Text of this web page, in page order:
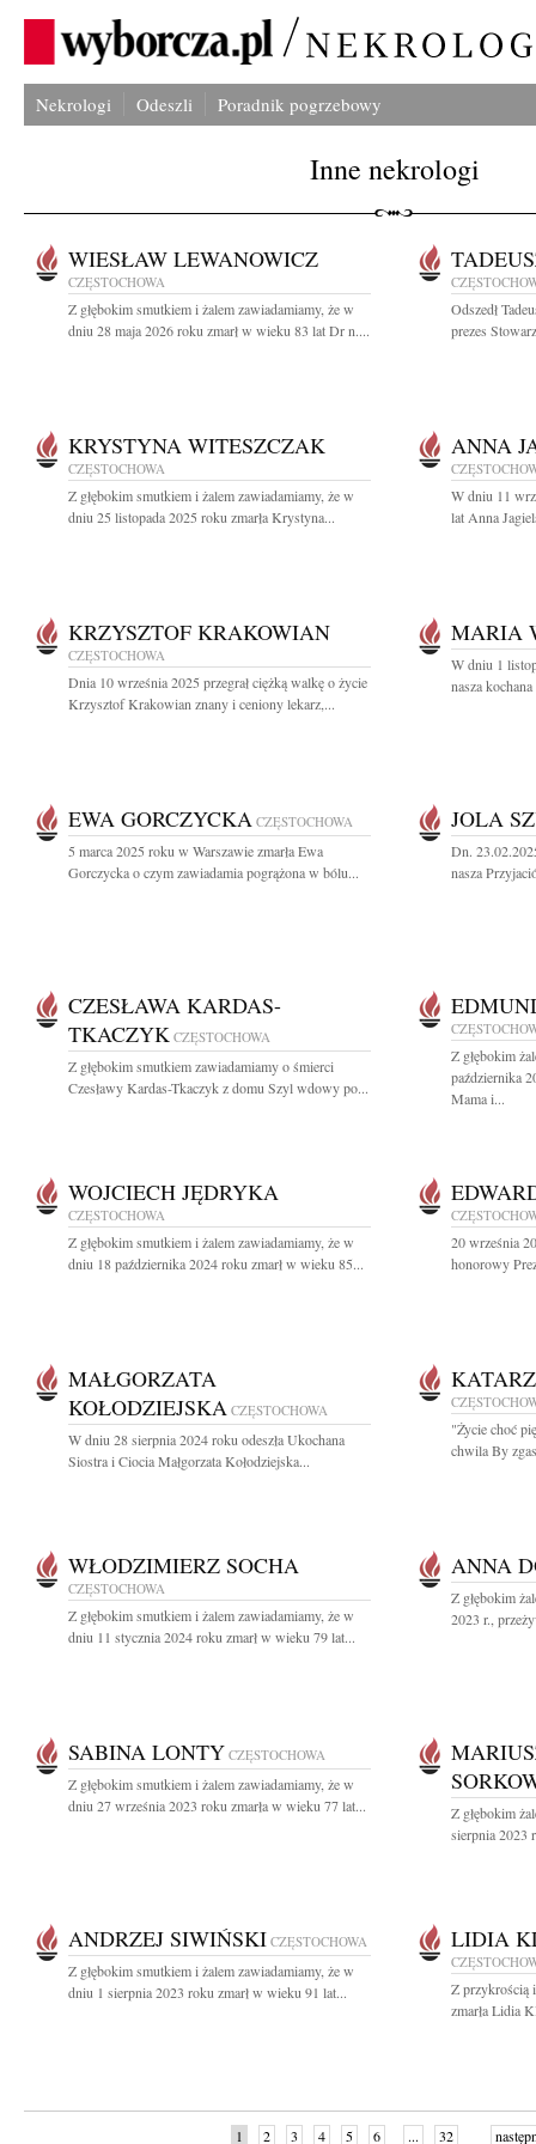
Nekrologi Odeszli Poradnik pogrzebowy
Inne nekrologi
WIESŁAW LEWANOWICZ
CZĘSTOCHOWA
Z głębokim smutkiem i żalem zawiadamiamy, że w
dniu 28 maja 2026 roku zmarł w wieku 83 lat Dr n....
Odszedł
prezes
KRYSTYNA WITESZCZAK
CZĘSTOCHOWA
Z głębokim smutkiem i żalem zawiadamiamy, że w
dniu 25 listopada 2025 roku zmarła Krystyna...
ANNA
W dniu 11
lat Anna
KRZYSZTOF KRAKOWIAN
CZĘSTOCHOWA
Dnia 10 września 2025 przegrał ciężką walkę o życie
Krzysztof Krakowian znany i ceniony lekarz,...
MARIA
W dniu 1
nasza
EWA GORCZYCKA CZĘSTOCHOWA
5 marca 2025 roku w Warszawie zmarła Ewa
Gorczycka o czym zawiadamia pogrążona w bólu...
JOLA
Dn.
nasza
CZESŁAWA KARDAS-
TKACZYK CZĘSTOCHOWA
Z głębokim smutkiem zawiadamiamy o śmierci
Czesławy Kardas-Tkaczyk z domu Szyl wdowy po...
Z głębokim
października
Mama i...
WOJCIECH JĘDRYKA
CZĘSTOCHOWA
Z głębokim smutkiem i żalem zawiadamiamy, że w
dniu 18 października 2024 roku zmarł w wieku 85...
20 września
honorowy
MAŁGORZATA
KOŁODZIEJSKA CZĘSTOCHOWA
W dniu 28 sierpnia 2024 roku odeszła Ukochana
Siostra i Ciocia Małgorzata Kołodziejska...
"Życie choć
chwila By
WŁODZIMIERZ SOCHA
CZĘSTOCHOWA
Z głębokim smutkiem i żalem zawiadamiamy, że w
dniu 11 stycznia 2024 roku zmarł w wieku 79 lat...
ANNA
Z głębokim
2023 r.,
SABINA LONTY CZĘSTOCHOWA
Z głębokim smutkiem i żalem zawiadamiamy, że w
dniu 27 września 2023 roku zmarła w wieku 77 lat...
Z głębokim
sierpnia 2023
ANDRZEJ SIWIŃSKI CZĘSTOCHOWA
Z głębokim smutkiem i żalem zawiadamiamy, że w
dniu 1 sierpnia 2023 roku zmarł w wieku 91 lat...
LIDIA
Z przykrością
zmarła Lidia
1 2 3 4 5 6 ... 32